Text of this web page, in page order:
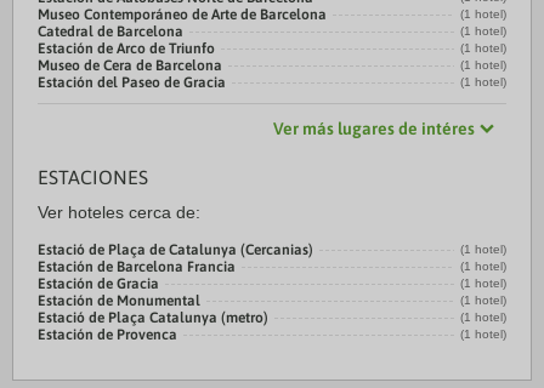
Museo Contemporáneo de Arte de Barcelona (1 hotel)
Catedral de Barcelona (1 hotel)
Estación de Arco de Triunfo (1 hotel)
Museo de Cera de Barcelona (1 hotel)
Estación del Paseo de Gracia (1 hotel)
Ver más lugares de intéres
ESTACIONES
Ver hoteles cerca de:
Estació de Plaça de Catalunya (Cercanias) (1 hotel)
Estación de Barcelona Francia (1 hotel)
Estación de Gracia (1 hotel)
Estación de Monumental (1 hotel)
Estació de Plaça Catalunya (metro) (1 hotel)
Estación de Provenca (1 hotel)